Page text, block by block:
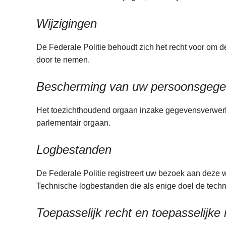
Wijzigingen
De Federale Politie behoudt zich het recht voor om
door te nemen.
Bescherming van uw
Het toezichthoudend orgaan inzake
parlementair orgaan.
Logbestanden
De Federale Politie registreert uw bezoek aan
Technische logbestanden die als enige doel de
Toepasselijk recht en toepasselijke